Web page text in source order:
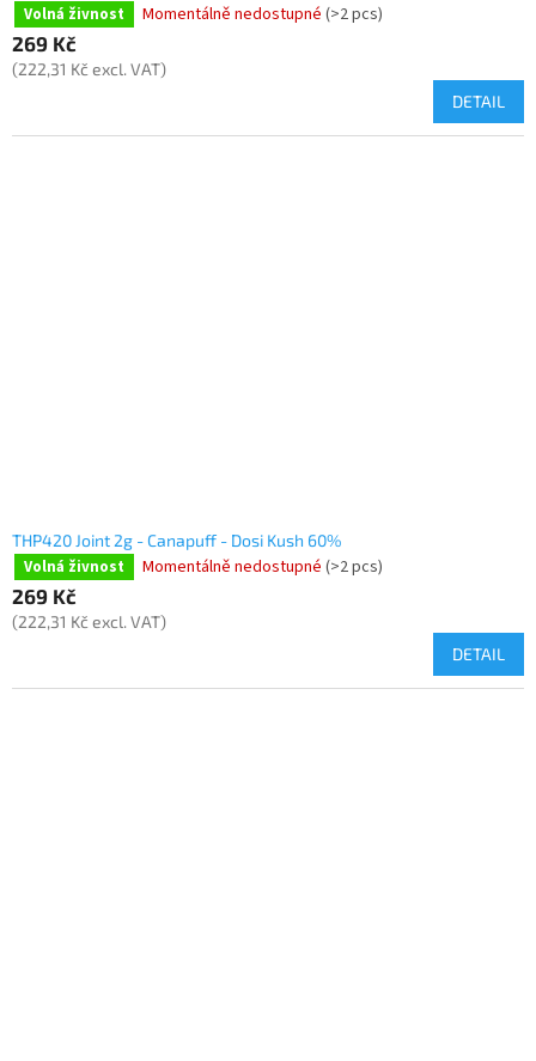
Volná živnost Momentálně nedostupné (>2 pcs)
269 Kč
(222,31 Kč excl. VAT)
DETAIL
THP420 Joint 2g - Canapuff - Dosi Kush 60%
Volná živnost Momentálně nedostupné (>2 pcs)
269 Kč
(222,31 Kč excl. VAT)
DETAIL